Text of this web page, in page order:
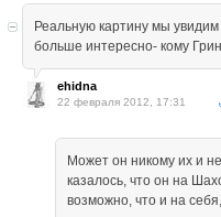
Реальную картину мы
больше интересно- кому
ehidna
22 февраля 2012, 17:31
Может он никому их и
казалось, что он на
возможно, что и на